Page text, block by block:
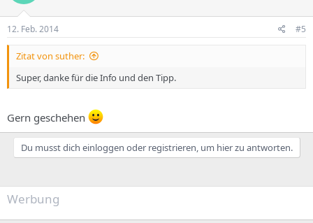
12. Feb. 2014 #5
Zitat von suther:
Super, danke für die Info und den Tipp.
Gern geschehen
Du musst dich einloggen oder registrieren, um hier zu antworten.
Werbung